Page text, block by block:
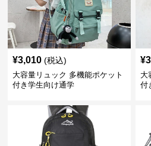
¥3,010 (税込)
大容量リュック 多機能ポケット
付き学生向け通学
¥
大
付